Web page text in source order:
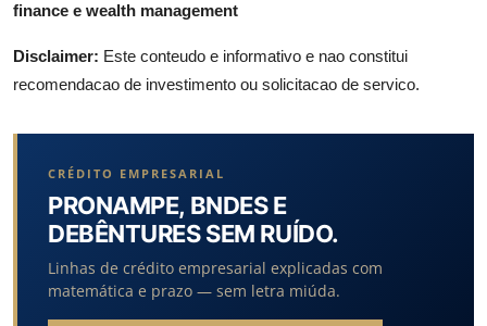
finance e wealth management
Disclaimer: Este conteudo e informativo e nao constitui
recomendacao de investimento ou solicitacao de servico.
CRÉDITO EMPRESARIAL
PRONAMPE, BNDES E
DEBÊNTURES SEM RUÍDO.
Linhas de crédito empresarial explicadas com
matemática e prazo — sem letra miúda.